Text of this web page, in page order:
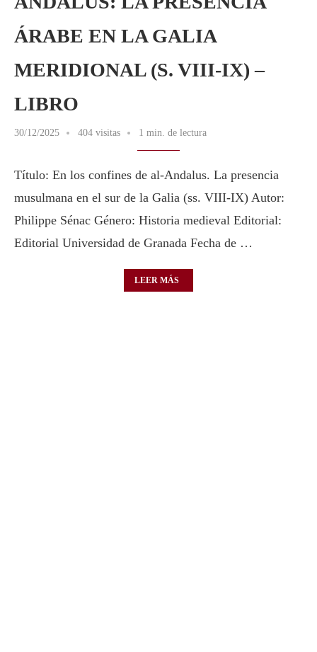
ÁRABE EN LA GALIA
MERIDIONAL (S. VIII-IX) –
LIBRO
30/12/2025 404 visitas 1 min. de lectura
Título: En los confines de al-Andalus. La presencia
musulmana en el sur de la Galia (ss. VIII-IX) Autor:
Philippe Sénac Género: Historia medieval Editorial:
Editorial Universidad de Granada Fecha de …
LEER MÁS